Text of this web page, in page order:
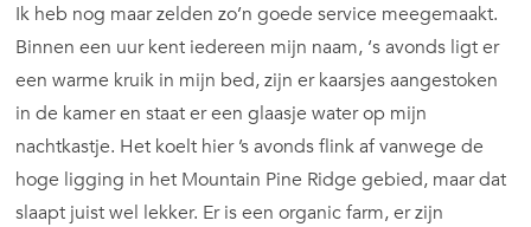
Ik heb nog maar zelden zo’n goede service meegemaakt.
Binnen een uur kent iedereen mijn naam, ‘s avonds ligt er
een warme kruik in mijn bed, zijn er kaarsjes aangestoken
in de kamer en staat er een glaasje water op mijn
nachtkastje. Het koelt hier ’s avonds flink af vanwege de
hoge ligging in het Mountain Pine Ridge gebied, maar dat
slaapt juist wel lekker. Er is een organic farm, er zijn